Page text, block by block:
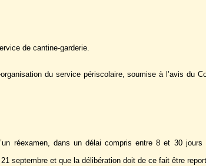
de cantine-garderie.
du service périscolaire, soumise à l’avis du
réexamen, dans un délai compris entre 8 et 30 jours
septembre et que la délibération doit de ce fait être